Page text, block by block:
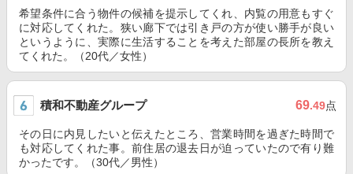
希望条件に合う物件の候補を提示してくれ、内覧の用意もすぐ
に対応してくれた。狭い廊下では引き戸の方が使い勝手が良い
というように、実際に生活することを考えた部屋の長所を教え
てくれた。（20代／女性）
積和不動産グループ 69.49点
その日に内見したいと伝えたところ、営業時間を過ぎた時間で
も対応してくれた事。前住居の退去日が迫っていたので有り難
かったです。（30代／男性）